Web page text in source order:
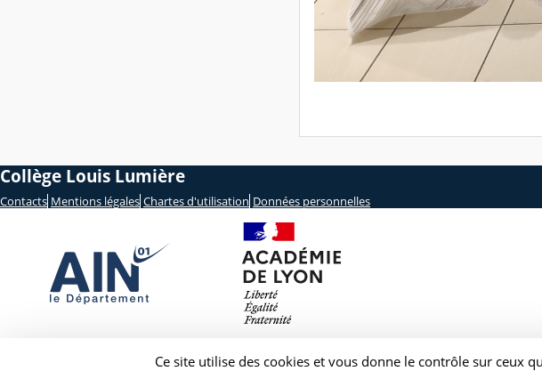
Collège Louis Lumière
Contacts Mentions légales Chartes d'utilisation Données personnelles
Ce site utilise des cookies et vous donne le contrôle sur ceux